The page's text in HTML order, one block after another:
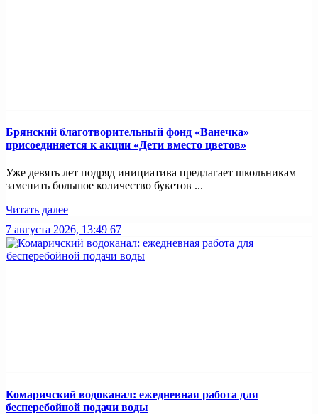
Брянский благотворительный фонд «Ванечка»
присоединяется к акции «Дети вместо цветов»
Уже девять лет подряд инициатива предлагает школьникам
заменить большое количество букетов ...
Читать далее
7 августа 2026, 13:49 67
Комаричский водоканал: ежедневная работа для
бесперебойной подачи воды